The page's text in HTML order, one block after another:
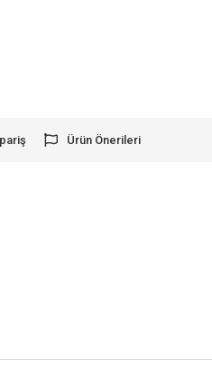
Ürün Önerileri